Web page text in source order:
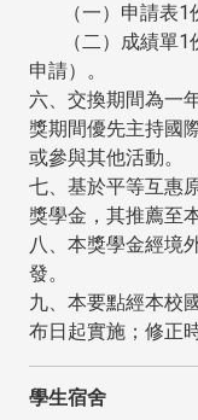
（一）申請表1
（二）成績單1
申請）。
六、交換期間為一
獎期間優先主持國
或參與其他活動。
七、基於平等互惠
獎學金，其推薦至
八、本獎學金經境
發。
九、本要點經本校
布日起實施；修正
學生宿舍